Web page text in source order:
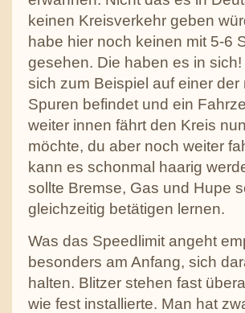
keinen Kreisverkehr geben
habe hier noch keinen mit 5-6
gesehen. Die haben es in
sich zum Beispiel auf einer der
Spuren befindet und ein
weiter innen fährt den Kreis
möchte, du aber noch weiter
kann es schonmal haarig
sollte Bremse, Gas und Hupe
gleichzeitig betätigen lernen.
Was das Speedlimit angeht
besonders am Anfang, sich
halten. Blitzer stehen fast
wie fest installierte. Man hat